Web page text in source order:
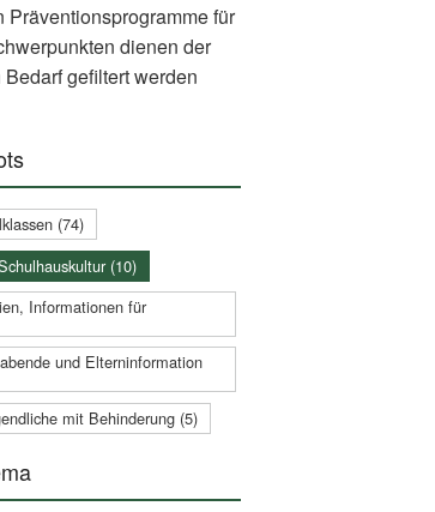
für
dienen der
gefiltert werden
(74)
(10)
Informationen für
und Elterninformation
mit Behinderung (5)